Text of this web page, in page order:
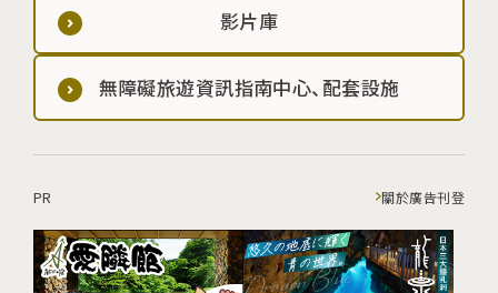
影片庫
無障礙旅遊資訊指南中心、配套設施
PR 關於廣告刊登